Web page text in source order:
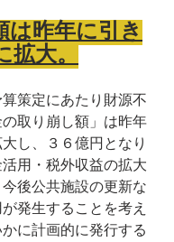
は昨年に引き
大。
策定にあたり財源不
取り崩し額」は昨年
し、３６億円となり
用・税外収益の拡大
後公共施設の更新な
発生することを考え
に計画的に発行する